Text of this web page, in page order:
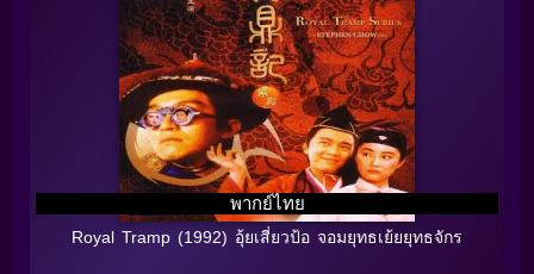
พากย์ไทย
Royal Tramp (1992) อุ้ยเสี่ยวป้อ จอมยุทธเย้ยยุทธจักร